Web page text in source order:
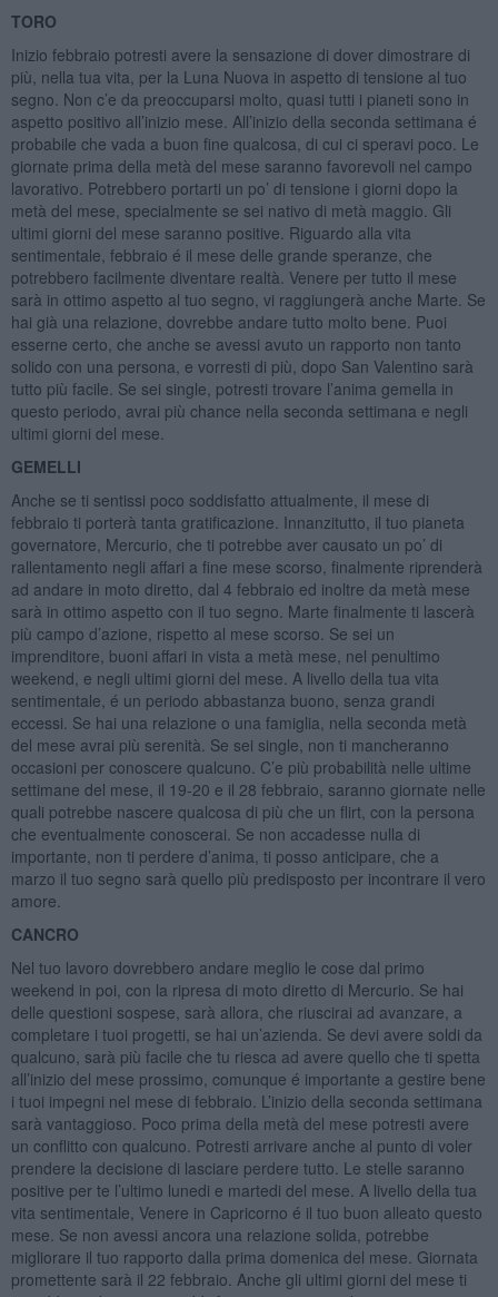
TORO
Inizio febbraio potresti avere la sensazione di dover dimostrare di
più, nella tua vita, per la Luna Nuova in aspetto di tensione al tuo
segno. Non c’e da preoccuparsi molto, quasi tutti i pianeti sono in
aspetto positivo all’inizio mese. All’inizio della seconda settimana é
probabile che vada a buon fine qualcosa, di cui ci speravi poco. Le
giornate prima della metà del mese saranno favorevoli nel campo
lavorativo. Potrebbero portarti un po’ di tensione i giorni dopo la
metà del mese, specialmente se sei nativo di metà maggio. Gli
ultimi giorni del mese saranno positive. Riguardo alla vita
sentimentale, febbraio é il mese delle grande speranze, che
potrebbero facilmente diventare realtà. Venere per tutto il mese
sarà in ottimo aspetto al tuo segno, vi raggiungerà anche Marte. Se
hai già una relazione, dovrebbe andare tutto molto bene. Puoi
esserne certo, che anche se avessi avuto un rapporto non tanto
solido con una persona, e vorresti di più, dopo San Valentino sarà
tutto più facile. Se sei single, potresti trovare l’anima gemella in
questo periodo, avrai più chance nella seconda settimana e negli
ultimi giorni del mese.
GEMELLI
Anche se ti sentissi poco soddisfatto attualmente, il mese di
febbraio ti porterà tanta gratificazione. Innanzitutto, il tuo pianeta
governatore, Mercurio, che ti potrebbe aver causato un po’ di
rallentamento negli affari a fine mese scorso, finalmente riprenderà
ad andare in moto diretto, dal 4 febbraio ed inoltre da metà mese
sarà in ottimo aspetto con il tuo segno. Marte finalmente ti lascerà
più campo d’azione, rispetto al mese scorso. Se sei un
imprenditore, buoni affari in vista a metà mese, nel penultimo
weekend, e negli ultimi giorni del mese. A livello della tua vita
sentimentale, é un periodo abbastanza buono, senza grandi
eccessi. Se hai una relazione o una famiglia, nella seconda metà
del mese avrai più serenità. Se sei single, non ti mancheranno
occasioni per conoscere qualcuno. C’e più probabilità nelle ultime
settimane del mese, il 19-20 e il 28 febbraio, saranno giornate nelle
quali potrebbe nascere qualcosa di più che un flirt, con la persona
che eventualmente conoscerai. Se non accadesse nulla di
importante, non ti perdere d’anima, ti posso anticipare, che a
marzo il tuo segno sarà quello più predisposto per incontrare il vero
amore.
CANCRO
Nel tuo lavoro dovrebbero andare meglio le cose dal primo
weekend in poi, con la ripresa di moto diretto di Mercurio. Se hai
delle questioni sospese, sarà allora, che riuscirai ad avanzare, a
completare i tuoi progetti, se hai un’azienda. Se devi avere soldi da
qualcuno, sarà più facile che tu riesca ad avere quello che ti spetta
all’inizio del mese prossimo, comunque é importante a gestire bene
i tuoi impegni nel mese di febbraio. L’inizio della seconda settimana
sarà vantaggioso. Poco prima della metà del mese potresti avere
un conflitto con qualcuno. Potresti arrivare anche al punto di voler
prendere la decisione di lasciare perdere tutto. Le stelle saranno
positive per te l’ultimo lunedi e martedi del mese. A livello della tua
vita sentimentale, Venere in Capricorno é il tuo buon alleato questo
mese. Se non avessi ancora una relazione solida, potrebbe
migliorare il tuo rapporto dalla prima domenica del mese. Giornata
promettente sarà il 22 febbraio. Anche gli ultimi giorni del mese ti